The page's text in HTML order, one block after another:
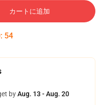
カートに追加
: 54
byAug. 13 - Aug. 20